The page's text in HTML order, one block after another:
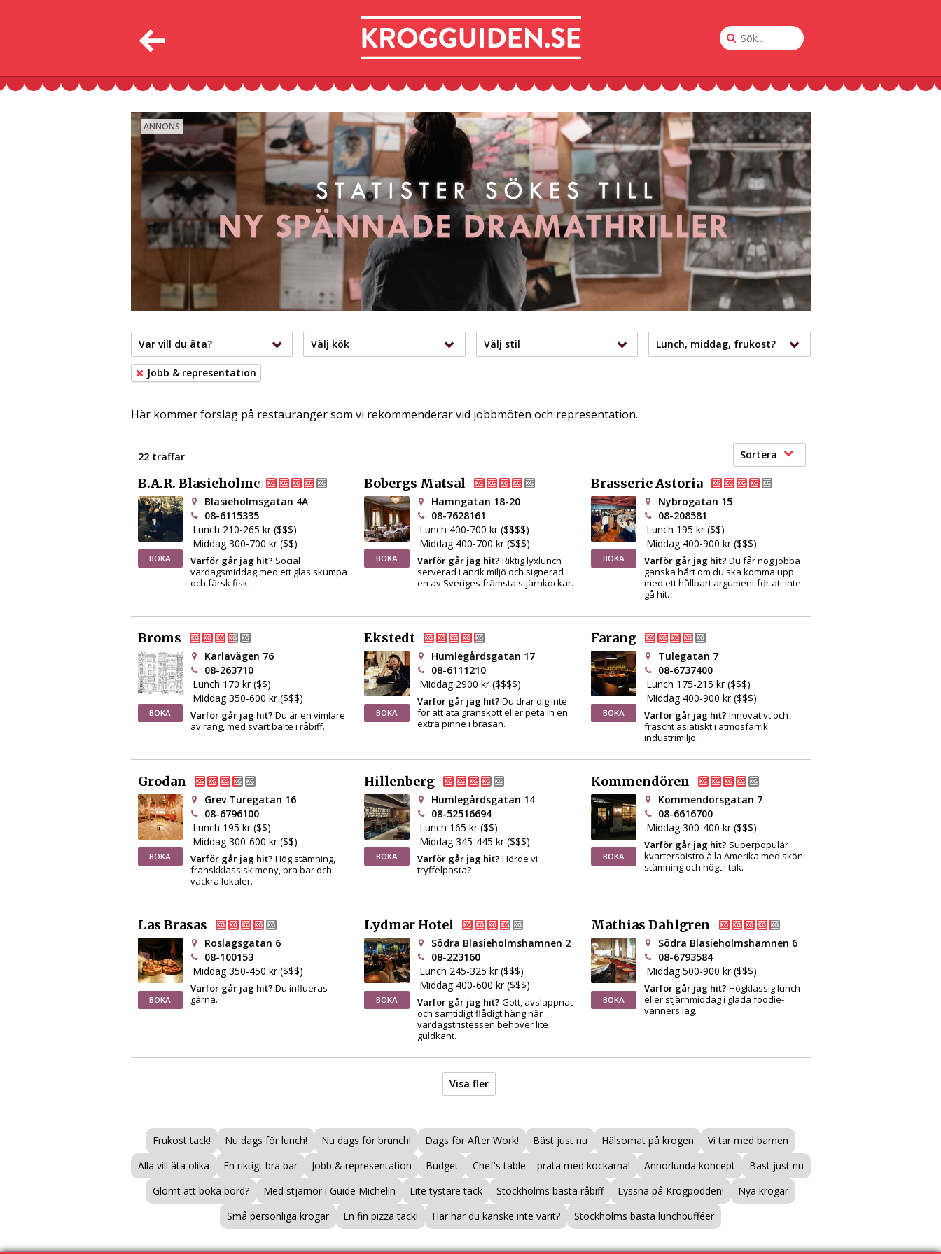
Sök
på
Var vill du äta? Välj kök Välj stil Lunch, middag, frukost?
Jobb & representation
Här kommer förslag på restauranger som vi rekommenderar vid jobbmöten och representation.
22 träffar Sortera
B.A.R. Blasieholmen
BOKA
Blasieholmsgatan 4A
08-6115335
Lunch 210-265 kr ($$$)
Middag 300-700 kr ($$)
Varför går jag hit? Social
vardagsmiddag med ett glas skumpa
och färsk fisk.
Bobergs Matsal
BOKA
Hamngatan 18-20
08-7628161
Lunch 400-700 kr ($$$$)
Middag 400-700 kr ($$$)
Varför går jag hit? Riktig lyxlunch
serverad i anrik miljö och signerad
en av Sveriges främsta stjärnkockar.
Brasserie Astoria
BOKA
Nybrogatan 15
08-208581
Lunch 195 kr ($$)
Middag 400-900 kr ($$$)
Varför går jag hit? Du får nog jobba
ganska hårt om du ska komma upp
med ett hållbart argument för att inte
gå hit.
Broms
BOKA
Karlavägen 76
08-263710
Lunch 170 kr ($$)
Middag 350-600 kr ($$$)
Varför går jag hit? Du är en vimlare
av rang, med svart bälte i råbiff.
Ekstedt
BOKA
Humlegårdsgatan 17
08-6111210
Middag 2900 kr ($$$$)
Varför går jag hit? Du drar dig inte
för att äta granskott eller peta in en
extra pinne i brasan.
Farang
BOKA
Tulegatan 7
08-6737400
Lunch 175-215 kr ($$$)
Middag 400-900 kr ($$$)
Varför går jag hit? Innovativt och
fräscht asiatiskt i atmosfärrik
industrimiljö.
Grodan
BOKA
Grev Turegatan 16
08-6796100
Lunch 195 kr ($$)
Middag 300-600 kr ($$)
Varför går jag hit? Hög stämning,
franskklassisk meny, bra bar och
vackra lokaler.
Hillenberg
BOKA
Humlegårdsgatan 14
08-52516694
Lunch 165 kr ($$)
Middag 345-445 kr ($$$)
Varför går jag hit? Hörde vi
tryffelpasta?
Kommendören
BOKA
Kommendörsgatan 7
08-6616700
Middag 300-400 kr ($$$)
Varför går jag hit? Superpopulär
kvartersbistro à la Amerika med skön
stämning och högt i tak.
Las Brasas
BOKA
Roslagsgatan 6
08-100153
Middag 350-450 kr ($$$)
Varför går jag hit? Du influeras
gärna.
Lydmar Hotel
BOKA
Södra Blasieholmshamnen 2
08-223160
Lunch 245-325 kr ($$$)
Middag 400-600 kr ($$$)
Varför går jag hit? Gott, avslappnat
och samtidigt flådigt häng när
vardagstristessen behöver lite
guldkant.
Mathias Dahlgren – Matbaren
BOKA
Södra Blasieholmshamnen 6
08-6793584
Middag 500-900 kr ($$$)
Varför går jag hit? Högklassig lunch
eller stjärnmiddag i glada foodie-
vänners lag.
Visa fler
Frukost tack! Nu dags för lunch! Nu dags för brunch! Dags för After Work! Bäst just nu Hälsomat på krogen
Vi tar med barnen
Alla vill äta olika
En riktigt bra bar Jobb & representation Budget Chef's table – prata med kockarna! Annorlunda koncept
Bäst just nu
Glömt att boka bord?
Med stjärnor i Guide Michelin Lite tystare tack Stockholms bästa råbiff Lyssna på Krogpodden!
Nya krogar
Små personliga krogar
En fin pizza tack! Här har du kanske inte varit? Stockholms bästa lunchbufféer